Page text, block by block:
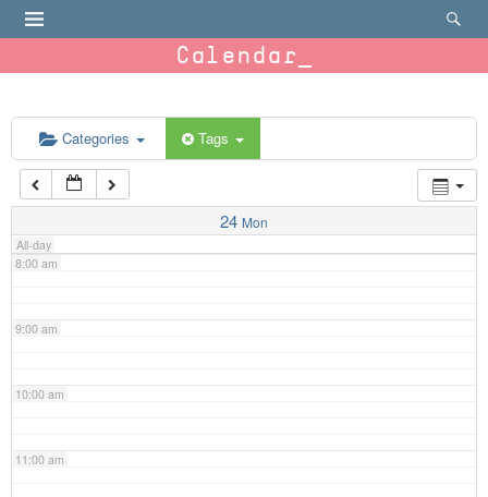
Calendar
Categories Tags
24 Mon
All-day
6:00 am
7:00 am
8:00 am
9:00 am
10:00 am
11:00 am